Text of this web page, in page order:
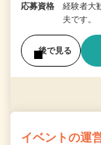
応募資格
経験者大
夫です。
後で見る
イベントの運